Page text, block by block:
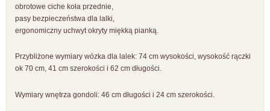
obrotowe ciche koła przednie,
pasy bezpieczeństwa dla lalki,
ergonomiczny uchwyt okryty miękką pianką.
Przybliżone wymiary wózka dla lalek: 74 cm wysokości, wysokość rączki
ok 70 cm, 41 cm szerokości i 62 cm długości.
Wymiary wnętrza gondoli: 46 cm długości i 24 cm szerokości.